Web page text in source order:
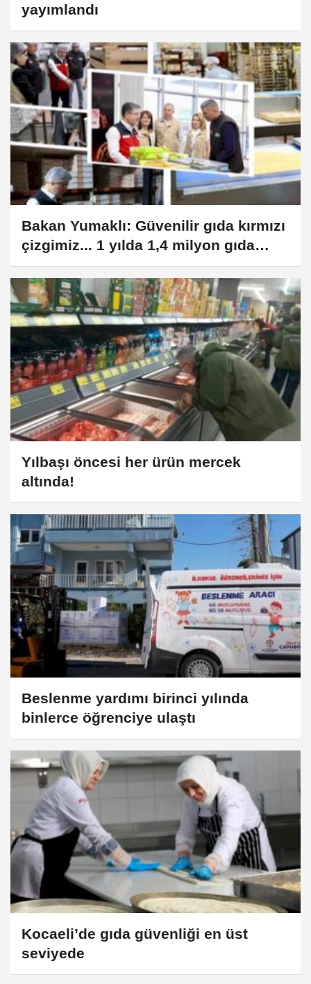
yayımlandı
Bakan Yumaklı: Güvenilir gıda kırmızı
çizgimiz... 1 yılda 1,4 milyon gıda
denetimi yapıldı
Yılbaşı öncesi her ürün mercek
altında!
Beslenme yardımı birinci yılında
binlerce öğrenciye ulaştı
Kocaeli’de gıda güvenliği en üst
seviyede